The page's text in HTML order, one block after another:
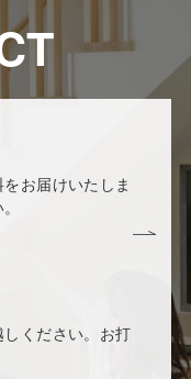
お届けいたしま
ください。お打